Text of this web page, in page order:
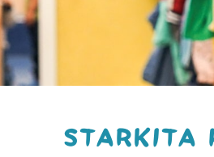
STARKITA